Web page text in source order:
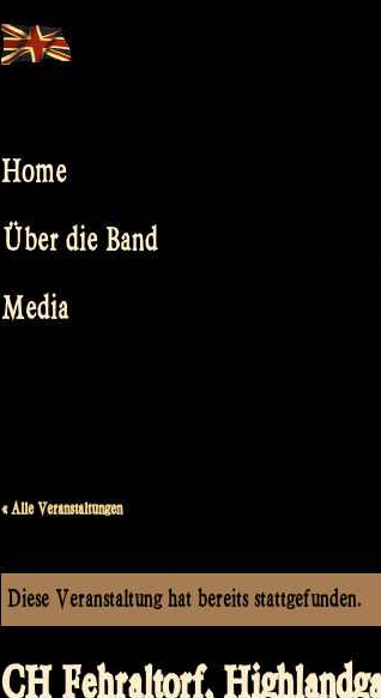
to
Home
Über die Band
Media
« Alle Veranstaltungen
Diese Veranstaltung hat bereits stattgefunden.
CH Fehraltorf,